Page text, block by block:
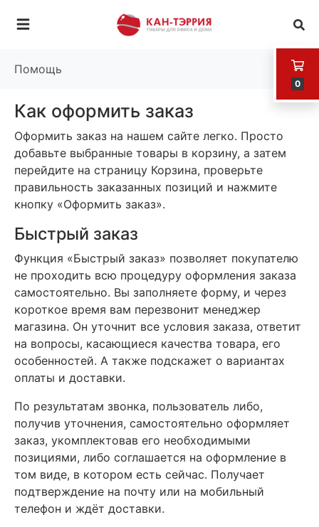
0
Помощь
Как оформить заказ
Оформить заказ на нашем сайте легко. Просто
добавьте выбранные товары в корзину, а затем
перейдите на страницу Корзина, проверьте
правильность заказанных позиций и нажмите
кнопку «Оформить заказ».
Быстрый заказ
Функция «Быстрый заказ» позволяет покупателю
не проходить всю процедуру оформления заказа
самостоятельно. Вы заполняете форму, и через
короткое время вам перезвонит менеджер
магазина. Он уточнит все условия заказа, ответит
на вопросы, касающиеся качества товара, его
особенностей. А также подскажет о вариантах
оплаты и доставки.
По результатам звонка, пользователь либо,
получив уточнения, самостоятельно оформляет
заказ, укомплектовав его необходимыми
позициями, либо соглашается на оформление в
том виде, в котором есть сейчас. Получает
подтверждение на почту или на мобильный
телефон и ждёт доставки.